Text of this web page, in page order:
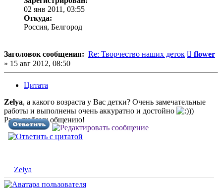
02 янв 2011, 03:55
Откуда:
Россия, Белгород
Заголовок сообщения: Re: Творчество наших деток
flower
» 15 авг 2012, 08:50
Цитата
Zelya, а какого возраста у Вас детки? Очень замечательные
работы и выполнены очень аккуратно и достойно
))
Рада любому общению!
Zelya